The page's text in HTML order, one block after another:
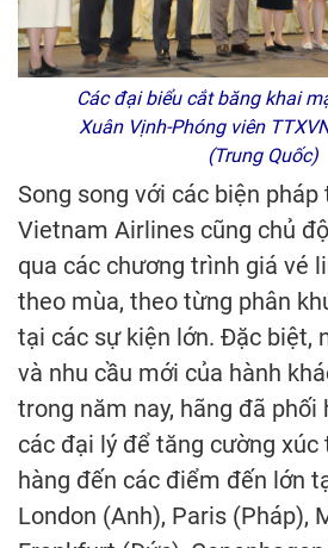
Các đại biểu cắt băng khai
Xuân Vịnh-Phóng viên
(Trung Quốc)
Song song với các biện pháp
Vietnam Airlines cũng chủ
qua các chương trình giá vé
theo mùa, theo từng phân
tại các sự kiện lớn. Đặc biệt,
và nhu cầu mới của hành
trong năm nay, hãng đã phối
các đại lý để tăng cường xúc
hàng đến các điểm đến lớn
London (Anh), Paris (Pháp),